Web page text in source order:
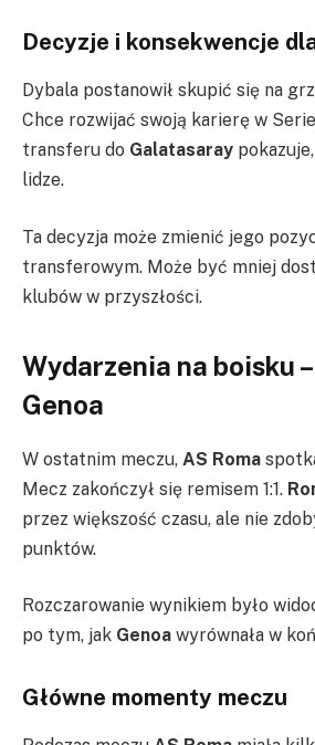
Decyzje i konsekwencje
Dybala postanowił skupić się na
Chce rozwijać swoją karierę w
transferu do Galatasaray
lidze.
Ta decyzja może zmienić jego
transferowym. Może być mniej
klubów w przyszłości.
Wydarzenia na boisku
Genoa
W ostatnim meczu, AS Roma
Mecz zakończył się remisem 1:1.
przez większość czasu, ale nie
punktów.
Rozczarowanie wynikiem było
po tym, jak Genoa wyrównała w
Główne momenty meczu